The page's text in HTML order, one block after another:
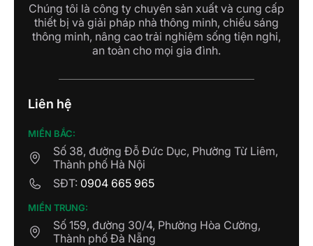
Chúng tôi là công ty chuyên sản xuất và cung cấp
thiết bị và giải pháp nhà thông minh, chiếu sáng
thông minh, nâng cao trải nghiệm sống tiện nghi,
an toàn cho mọi gia đình.
Liên hệ
MIỀN BẮC:
Số 38, đường Đỗ Đức Dục, Phường Từ Liêm,
Thành phố Hà Nội
SĐT: 0904 665 965
MIỀN TRUNG:
Số 159, đường 30/4, Phường Hòa Cường,
Thành phố Đà Nẵng